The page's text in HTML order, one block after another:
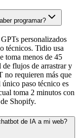
programar?
personalizados
técnicos. Tidio usa
toma menos de 45
flujos de arrastrar y
no requieren más que
paso técnico es
toma 2 minutos con
Shopify.
de IA a mi web?